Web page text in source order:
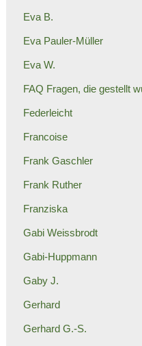
Eva B.
Eva Pauler-Müller
Eva W.
FAQ Fragen, die gestellt
Federleicht
Francoise
Frank Gaschler
Frank Ruther
Franziska
Gabi Weissbrodt
Gabi-Huppmann
Gaby J.
Gerhard
Gerhard G.-S.